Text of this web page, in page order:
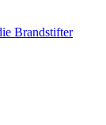
Brandstifter